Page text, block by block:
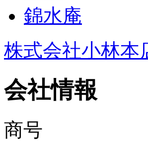
錦水庵
株式会社小林本
会社情報
商号